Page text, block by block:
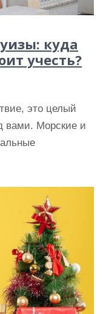
куда
учесть?
это целый
вами. Морские и